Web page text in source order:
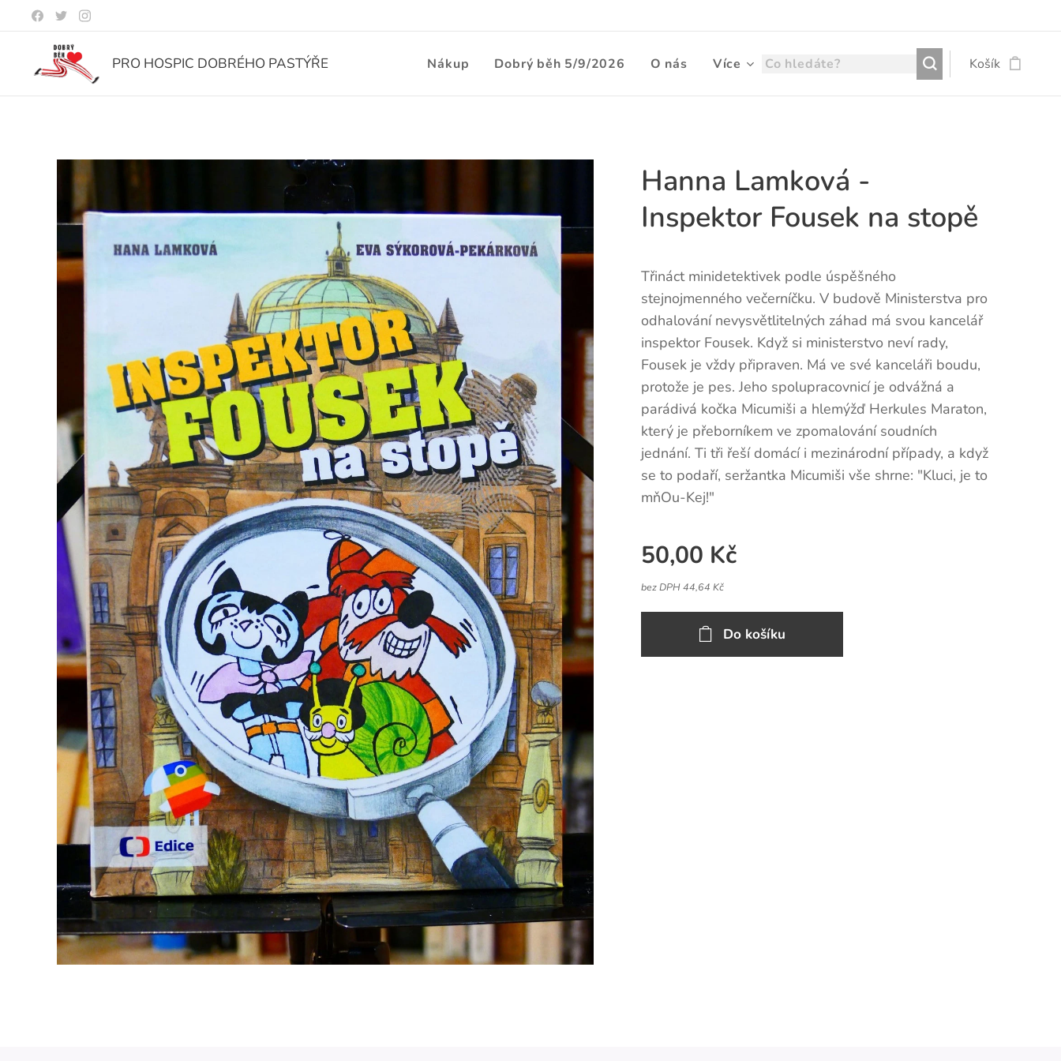
PRO HOSPIC DOBRÉHO PASTÝŘE Nákup Dobrý běh 5/9/2026 O nás Více Košík
Hanna Lamková -
Inspektor Fousek na stopě
Třináct minidetektivek podle úspěšného
stejnojmenného večerníčku. V budově Ministerstva pro
odhalování nevysvětlitelných záhad má svou kancelář
inspektor Fousek. Když si ministerstvo neví rady,
Fousek je vždy připraven. Má ve své kanceláři boudu,
protože je pes. Jeho spolupracovnicí je odvážná a
parádivá kočka Micumiši a hlemýžď Herkules Maraton,
který je přeborníkem ve zpomalování soudních
jednání. Ti tři řeší domácí i mezinárodní případy, a když
se to podaří, seržantka Micumiši vše shrne: "Kluci, je to
mňOu-Kej!"
50,00 Kč
bez DPH 44,64 Kč
Do košíku